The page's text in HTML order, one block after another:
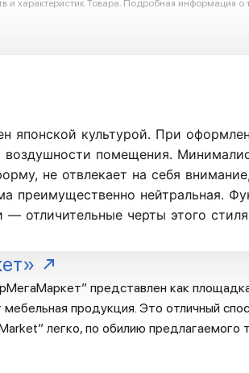
и характеристик Товара. Подробная информация о
японской культурой. При
воздушности помещения.
не отвлекает на себя
преимущественно нейтральная.
— отличительные черты этого
представлен как
продукция. Это отличный
легко, по обилию